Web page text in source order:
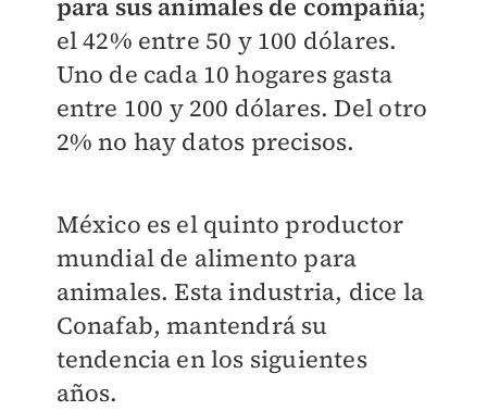
para sus animales de compañía;
el 42% entre 50 y 100 dólares.
Uno de cada 10 hogares gasta
entre 100 y 200 dólares. Del otro
2% no hay datos precisos.​
México es el quinto productor
mundial de alimento para
animales. Esta industria, dice la
Conafab, mantendrá su
tendencia en los siguientes
años.​